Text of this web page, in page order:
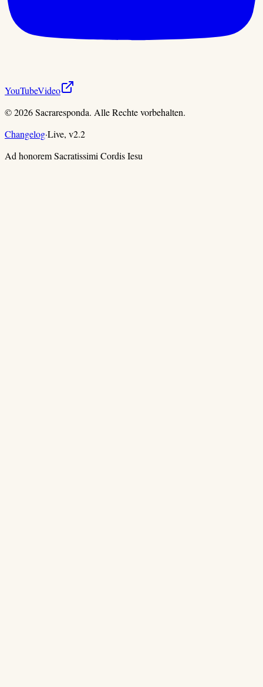
YouTubeVideo
©2026Sacraresponda. Alle Rechte vorbehalten.
Changelog·Live, v2.2
Ad honorem Sacratissimi Cordis Iesu